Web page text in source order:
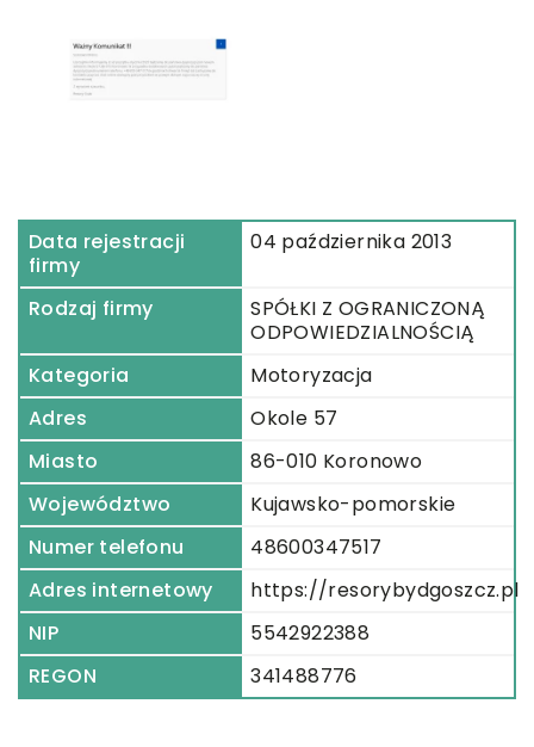
Data rejestracji
firmy
04 października 2013
Rodzaj firmy
SPÓŁKI Z OGRANICZONĄ
ODPOWIEDZIALNOŚCIĄ
Kategoria
Motoryzacja
Adres
Okole 57
Miasto
86-010 Koronowo
Województwo
Kujawsko-pomorskie
Numer telefonu
48600347517
Adres internetowy
https://resorybydgoszcz.pl
NIP
5542922388
REGON
341488776